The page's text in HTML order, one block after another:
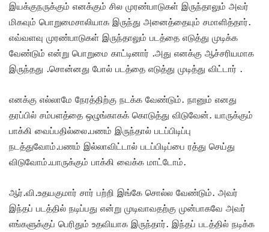
இயக்குநருக்கும் எனக்கும் சில முரண்பாடுகள் இருந்தாலும் அவர்
மிகவும் பொறுமைசாலியாக இருந்து அனைத்தையும் சமாளித்தார்.
எவ்வளவு முரண்பாடுகள் இருந்தாலும் படத்தை எடுத்து முடிக்க
வேண்டும் என்று பொறுமை காட்டினார் .அது எனக்கு ஆச்சரியமாக
இருந்தது .சொன்னது போல் படத்தை எடுத்து முடித்து விட்டார் .
எனக்கு எல்லாமே நேரத்திற்கு நடக்க வேண்டும். நானும் எனது
தரப்பில் சம்பளத்தை ஒழுங்காகக் கொடுத்து விடுவேன். யாருக்கும்
பாக்கி வைப்பதில்லை.பணம் இருந்தால் படப்பிடிப்பு
நடத்துவோம்.பணம் இல்லாவிட்டால் படப்பிடிப்பை ரத்து செய்து
விடுவோம்.யாருக்கும் பாக்கி வைக்க மாட்டோம்.
ஆர்.வி.உதயகுமார் சார் பற்றி இங்கே சொல்ல வேண்டும். அவர்
இந்தப் படத்தில் நடிப்பது என்று முடிவாவதற்கு முன்பாகவே அவர்
எங்களுக்குப் பெரிதும் உதவியாக இருந்தார். இந்தப் படத்தில் நடிக்க